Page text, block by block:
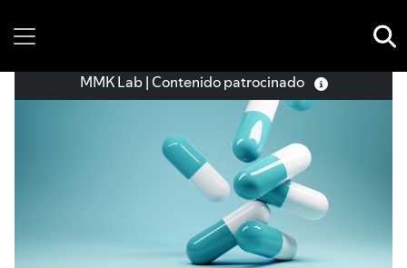
MMK Lab | Contenido patrocinado